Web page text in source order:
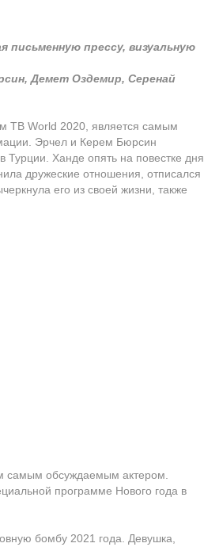
письменную прессу, визуальную
Демет Оздемир, Серенай
TB World 2020, является самым
Эрчел и Керем Бюрсин
Турции. Ханде опять на повестке дня,
дружеские отношения, отписался
его из своей жизни, также
самым обсуждаемым актером.
программе Нового года в
бомбу 2021 года. Девушка,